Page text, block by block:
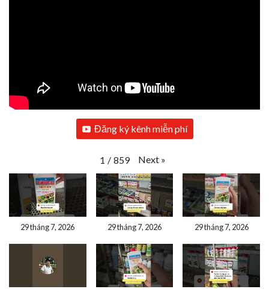
Đăng ký kênh miễn phí
1 / 859 Next »
29 tháng 7, 2026 29 tháng 7, 2026 29 tháng 7, 2026